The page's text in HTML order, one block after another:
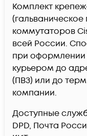
Комплект
(гальваническое
коммутаторов
всей России.
при оформлении
курьером до
(ПВЗ) или до
компании.
Доступные
DPD, Почта